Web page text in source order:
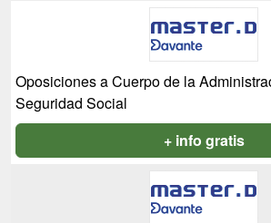
Oposiciones a Cuerpo de la
Seguridad Social
+ info gratis